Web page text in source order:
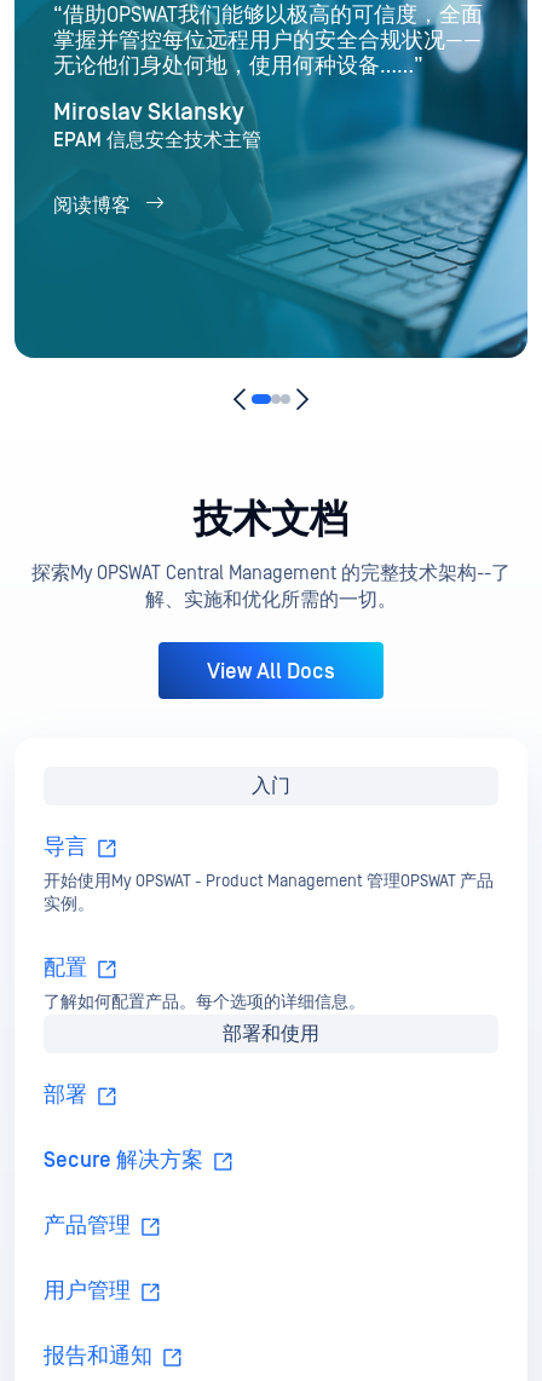
“借助OPSWAT我们能够以极高的可信度，全面
掌握并管控每位远程用户的安全合规状况——
无论他们身处何地，使用何种设备……”
Miroslav Sklansky
EPAM 信息安全技术主管
阅读博客
技术文档
探索My OPSWAT Central Management 的完整技术架构--了
解、实施和优化所需的一切。
View All Docs
入门
导言
开始使用My OPSWAT - Product Management 管理OPSWAT 产品
实例。
配置
了解如何配置产品。每个选项的详细信息。
部署和使用
部署
Secure 解决方案
产品管理
用户管理
报告和通知